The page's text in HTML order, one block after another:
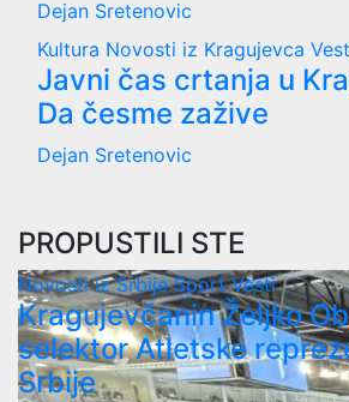
Dejan Sretenovic
Kultura Novosti iz Kragujevca
Javni čas crtanja u
Da česme zažive
Dejan Sretenovic
PROPUSTILI STE
Novosti iz SrbijeSportVesti
Kragujevčanin Željko
selektor Atletske
Srbije